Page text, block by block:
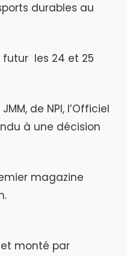
durables au
futur les 24 et 25
de NPI, l’Officiel
à une décision
magazine
monté par